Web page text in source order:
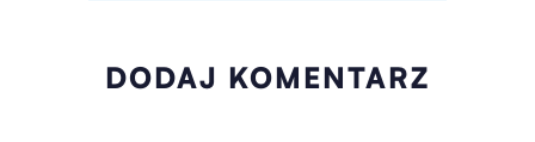
DODAJ KOMENTARZ